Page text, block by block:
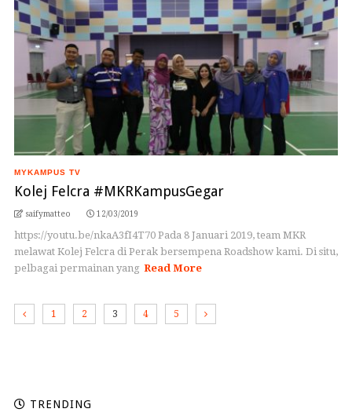
MYKAMPUS TV
Kolej Felcra #MKRKampusGegar
saifymatteo 12/03/2019
https://youtu.be/nkaA3fI4T70 Pada 8 Januari 2019, team MKR
melawat Kolej Felcra di Perak bersempena Roadshow kami. Di situ,
pelbagai permainan yang Read More
1 2 3 4 5
TRENDING